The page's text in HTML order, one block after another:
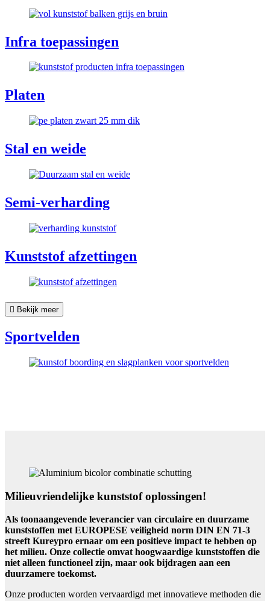
Infra toepassingen
Platen
Stal en weide
Semi-verharding
Kunststof afzettingen
Bekijk meer
Sportvelden
Milieuvriendelijke kunststof oplossingen!
Als toonaangevende leverancier van circulaire en duurzame
kunststoffen met EUROPESE veiligheid norm DIN EN 71-3
streeft Kureypro ernaar om een positieve impact te hebben op
het milieu. Onze collectie omvat hoogwaardige kunststoffen die
niet alleen functioneel zijn, maar ook bijdragen aan een
duurzamere toekomst.
Onze producten worden vervaardigd met innovatieve methoden die